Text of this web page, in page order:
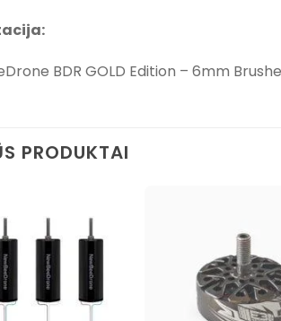
BDR GOLD Edition – 6mm
PRODUKTAI